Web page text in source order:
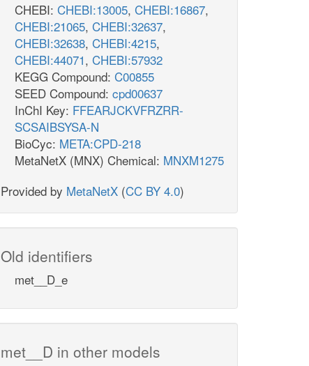
CHEBI: CHEBI:13005, CHEBI:16867,
CHEBI:21065, CHEBI:32637,
CHEBI:32638, CHEBI:4215,
CHEBI:44071, CHEBI:57932
KEGG Compound: C00855
SEED Compound: cpd00637
InChI Key: FFEARJCKVFRZRR-
SCSAIBSYSA-N
BioCyc: META:CPD-218
MetaNetX (MNX) Chemical: MNXM1275
Provided by MetaNetX (CC BY 4.0)
Old identifiers
met__D_e
met__D in other models